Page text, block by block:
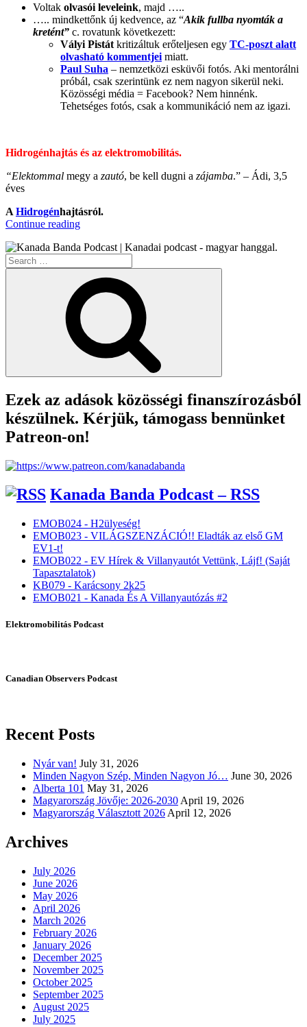
Voltak olvasói leveleink, majd …..
….. mindkettőnk új kedvence, az “Akik fullba nyomták a
kretént” c. rovatunk következett:
Vályi Pistát kritizáltuk erőteljesen egy TC-poszt alatt
olvasható kommentjei miatt.
Paul Suha – nemzetközi esküvői fotós. Aki mentorálni
próbál, csak szerintünk ez nem nagyon sikerül neki.
Közösségi média = Facebook? Nem hinnénk.
Tehetséges fotós, csak a kommunikáció nem az igazi.
Hidrogénhajtás és az elektromobilitás.
“Elektommal megy a zautó, be kell dugni a zájamba.” – Ádi, 3,5
éves
A Hidrogénhajtásról.
Continue reading“KB023
Az
Mobilitás
II.”
Search
for:
Ezek az adások közösségi finanszírozásból
készülnek. Kérjük, támogass bennünket
Patreon-on!
Kanada Banda Podcast – RSS
EMOB024 - H2ülyeség!
EMOB023 - VILÁGSZENZÁCIÓ!! Eladták az első GM
EV1-t!
EMOB022 - EV Hírek & Villanyautót Vettünk, Lájf! (Saját
Tapasztalatok)
KB079 - Karácsony 2k25
EMOB021 - Kanada És A Villanyautózás #2
Elektromobilitás Podcast
Canadian Observers Podcast
Recent Posts
Nyár van! July 31, 2026
Minden Nagyon Szép, Minden Nagyon Jó… June 30, 2026
Alberta 101 May 31, 2026
Magyarország Jövője: 2026-2030 April 19, 2026
Magyarország Választott 2026 April 12, 2026
Archives
July 2026
June 2026
May 2026
April 2026
March 2026
February 2026
January 2026
December 2025
November 2025
October 2025
September 2025
August 2025
July 2025